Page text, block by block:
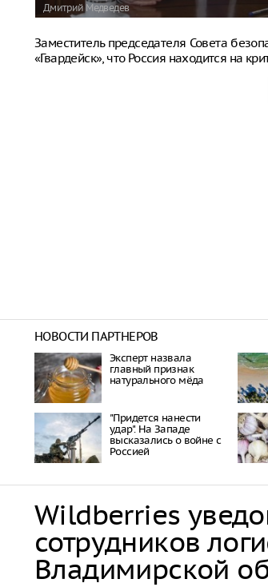
Дмитрий Медведев
Заместитель председателя Совета
«Гвардейск», что Россия находится на
НОВОСТИ ПАРТНЕРОВ
Эксперт назвала
главный признак
натурального мёда
"Придется нанести
удар". На Западе
высказались о войне с
Россией
Wildberries
сотрудников
Владимирской